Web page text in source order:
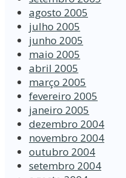
agosto 2005
julho 2005
junho 2005
maio 2005
abril 2005
março 2005
fevereiro 2005
janeiro 2005
dezembro 2004
novembro 2004
outubro 2004
setembro 2004